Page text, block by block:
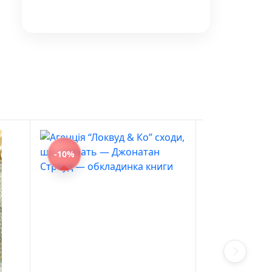
-10%